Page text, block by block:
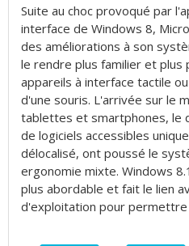
Suite au choc provoqué par
interface de Windows 8,
des améliorations à son
le rendre plus familier et plus
appareils à interface tactile
d'une souris. L'arrivée sur le
tablettes et smartphones, le
de logiciels accessibles
délocalisé, ont poussé le
ergonomie mixte. Windows
plus abordable et fait le lien
d'exploitation pour permettre